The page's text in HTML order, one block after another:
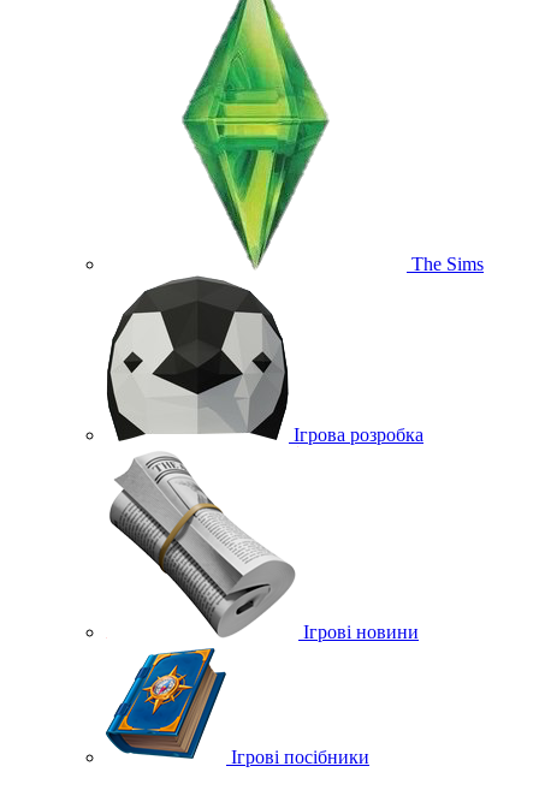
The Sims
Ігрова розробка
Ігрові новини
Ігрові посібники